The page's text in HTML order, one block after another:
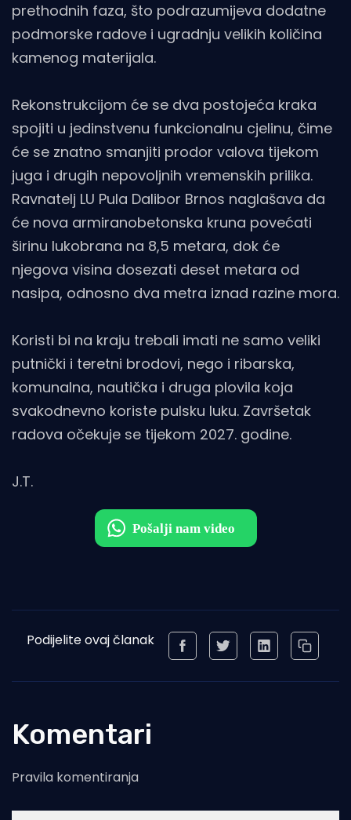
prethodnih faza, što podrazumijeva dodatne
podmorske radove i ugradnju velikih količina
kamenog materijala.
Rekonstrukcijom će se dva postojeća kraka
spojiti u jedinstvenu funkcionalnu cjelinu, čime
će se znatno smanjiti prodor valova tijekom
juga i drugih nepovoljnih vremenskih prilika.
Ravnatelj LU Pula Dalibor Brnos naglašava da
će nova armiranobetonska kruna povećati
širinu lukobrana na 8,5 metara, dok će
njegova visina dosezati deset metara od
nasipa, odnosno dva metra iznad razine mora.
Koristi bi na kraju trebali imati ne samo veliki
putnički i teretni brodovi, nego i ribarska,
komunalna, nautička i druga plovila koja
svakodnevno koriste pulsku luku. Završetak
radova očekuje se tijekom 2027. godine.
J.T.
Podijelite ovaj članak
Komentari
Pravila komentiranja